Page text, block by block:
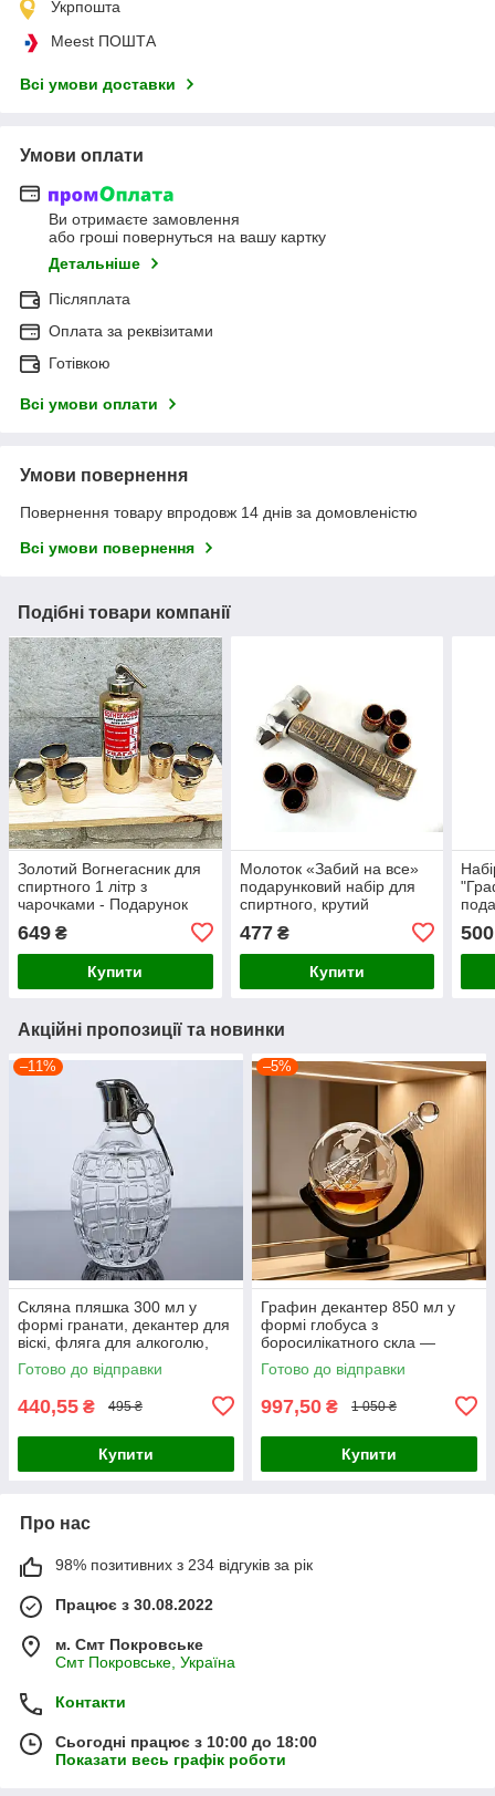
Укрпошта
Meest ПОШТА
Всі умови доставки
Умови оплати
Ви отримаєте замовлення
або гроші повернуться на вашу картку
Детальніше
Післяплата
Оплата за реквізитами
Готівкою
Всі умови оплати
Умови повернення
Повернення товару впродовж 14 днів за домовленістю
Всі умови повернення
Подібні товари компанії
Золотий Вогнегасник для
спиртного 1 літр з
чарочками - Подарунок
пожежника
649 ₴
Купити
Молоток «Забий на все»
подарунковий набір для
спиртного, крутий
майстра
477₴
Купити
500
Акційні пропозиції та новинки
–11%
Скляна пляшка 300 мл у
формі гранати, декантер для
віскі, фляга для алкоголю,
віскі, горілки, бренді, вина,
подарунок для чоловіка
Готово до відправки
440,55 ₴ 495 ₴
Купити
–5%
Графин декантер 850 мл у
формі глобуса з
боросилікатного скла —
пляшка для вина, віскі та
горілки багаторазова, з
Готово до відправки
997,50 ₴ 1 050 ₴
Купити
Про нас
98% позитивних з 234 відгуків за рік
Працює з 30.08.2022
м. Смт Покровське
Смт Покровське, Україна
Контакти
Сьогодні працює з 10:00 до 18:00
Показати весь графік роботи